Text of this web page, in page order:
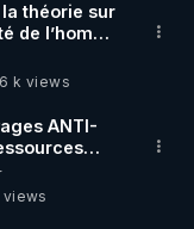
théorie sur
de l’homme
de
k views
ANTI-
views